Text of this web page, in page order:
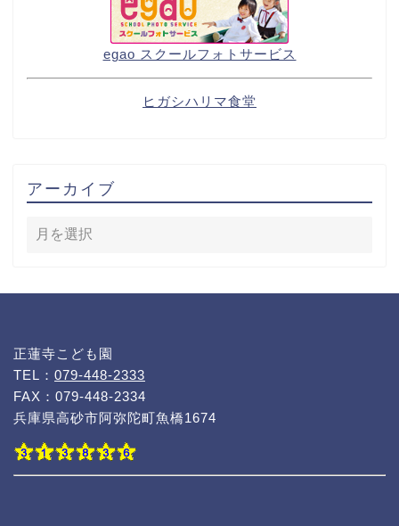
egao スクールフォトサービス
ヒガシハリマ食堂
アーカイブ
正蓮寺こども園
TEL： 079-448-2333
FAX：079-448-2334
兵庫県高砂市阿弥陀町魚橋1674